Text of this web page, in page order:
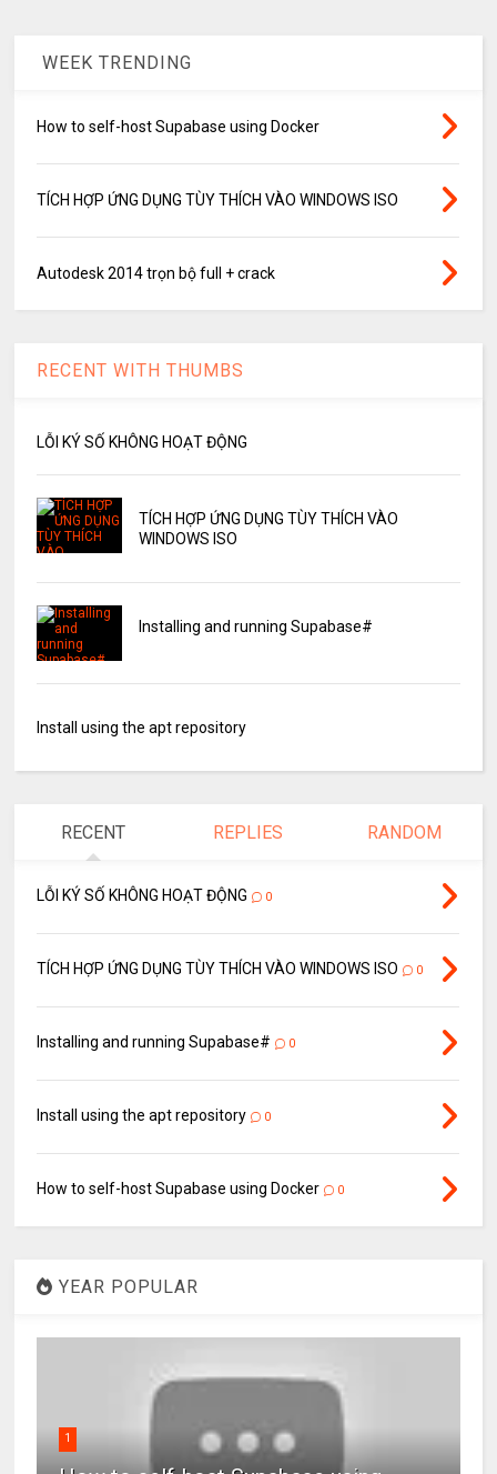
WEEK TRENDING
How to self-host Supabase using Docker
TÍCH HỢP ỨNG DỤNG TÙY THÍCH VÀO WINDOWS ISO
Autodesk 2014 trọn bộ full + crack
RECENT WITH THUMBS
LỖI KÝ SỐ KHÔNG HOẠT ĐỘNG
TÍCH HỢP ỨNG DỤNG TÙY THÍCH VÀO
WINDOWS ISO
Installing and running Supabase#
Install using the apt repository
RECENT REPLIES RANDOM
LỖI KÝ SỐ KHÔNG HOẠT ĐỘNG 0
TÍCH HỢP ỨNG DỤNG TÙY THÍCH VÀO WINDOWS ISO 0
Installing and running Supabase# 0
Install using the apt repository 0
How to self-host Supabase using Docker 0
YEAR POPULAR
1